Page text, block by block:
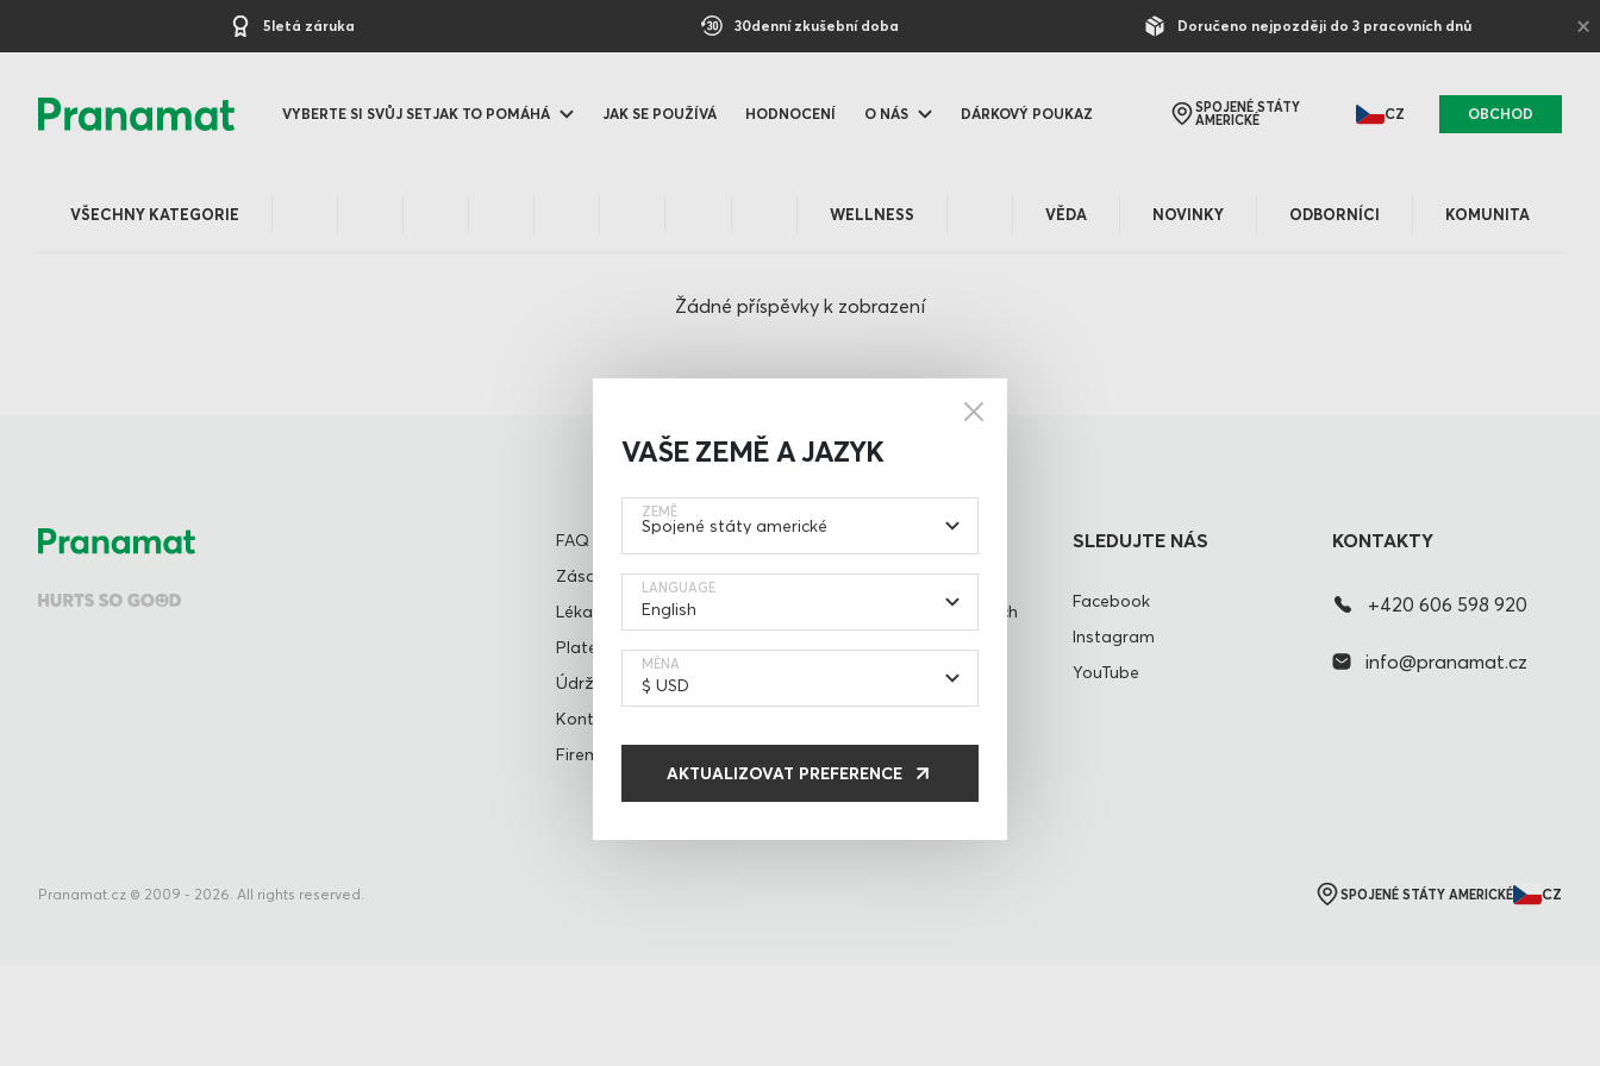
5letá záruka 30denní zkušební doba Doručeno nejpozději do 3 pracovních dnů ×
VYBERTE SI SVŮJ SETJAK TO POMÁHÁ JAK SE POUŽÍVÁ HODNOCENÍ O NÁS DÁRKOVÝ POUKAZ SPOJENÉ STÁTY
AMERICKÉ CZ OBCHOD
VAŠE ZEMĚ A JAZYK
ZEMĚ
LANGUAGE
MĚNA
AKTUALIZOVAT PREFERENCE
VŠECHNY KATEGORIE WELLNESS VĚDA NOVINKY ODBORNÍCI KOMUNITA
Žádné příspěvky k zobrazení
FAQ
Zásady dodání a vrácení
Lékařské prohlášení
Platební metody
Údržba setu
Kontakty
Firemní dárky
Obchodní podmínky
Zásady ochrany osobních
údajů
Dárkový poukaz
Personalizace
Blog
SLEDUJTE NÁS
Facebook
Instagram
YouTube
KONTAKTY
+420 606 598 920
info@pranamat.cz
Pranamat.cz © 2009 - 2026. All rights reserved. SPOJENÉ STÁTY AMERICKÉ CZ